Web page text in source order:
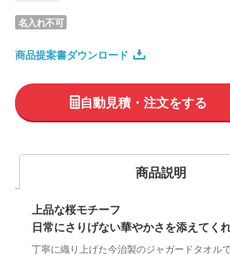
名入れ不可
商品提案書ダウンロード
自動見積・注文をする
商品説明
上品な桜モチーフ
日常にさりげない華やかさを添えてく
丁寧に織り上げた今治製のジャガードタオル